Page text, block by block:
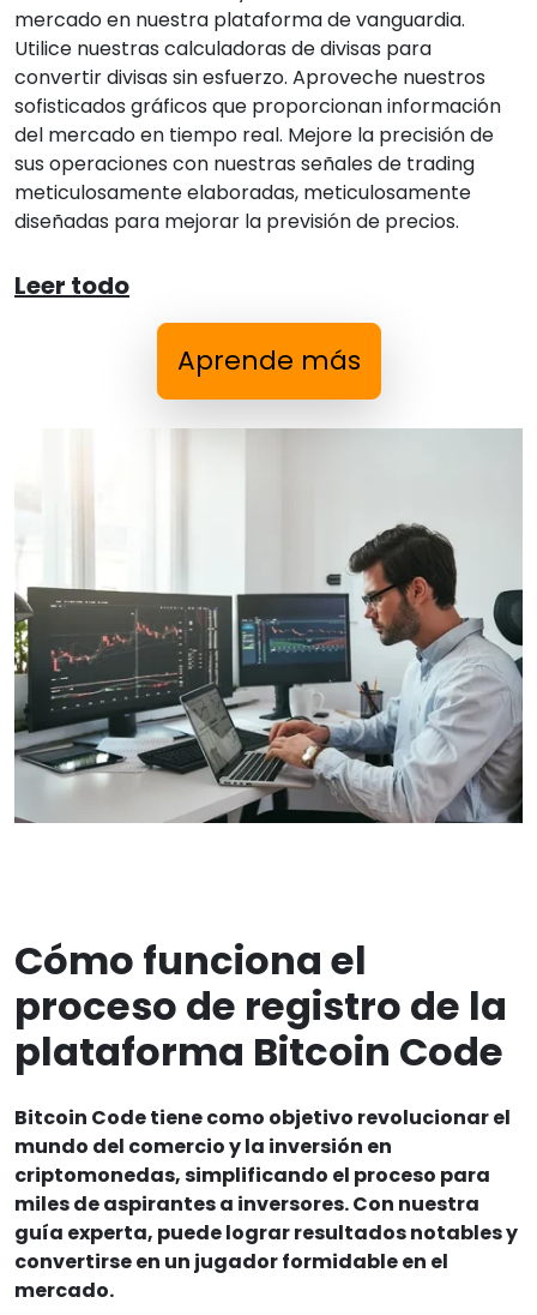
mercado en nuestra plataforma de vanguardia.
Utilice nuestras calculadoras de divisas para
convertir divisas sin esfuerzo. Aproveche nuestros
sofisticados gráficos que proporcionan información
del mercado en tiempo real. Mejore la precisión de
sus operaciones con nuestras señales de trading
meticulosamente elaboradas, meticulosamente
diseñadas para mejorar la previsión de precios.
Leer todo
Aprende más
Cómo funciona el
proceso de registro de la
plataforma Bitcoin Code
Bitcoin Code tiene como objetivo revolucionar el
mundo del comercio y la inversión en
criptomonedas, simplificando el proceso para
miles de aspirantes a inversores. Con nuestra
guía experta, puede lograr resultados notables y
convertirse en un jugador formidable en el
mercado.